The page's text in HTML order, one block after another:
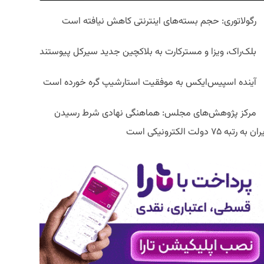
رگولاتوری: حجم بسته‌های اینترنتی کاهش نیافته است
بلک‌راک، ویزا و مسترکارت به بلاکچین جدید سیرکل پیوستند
آینده اسپیس‌ایکس به موفقیت استارشیپ گره خورده است
مرکز پژوهش‌های مجلس: هماهنگی نهادی شرط رسیدن
به رتبه ۷۵ دولت الکترونیکی است